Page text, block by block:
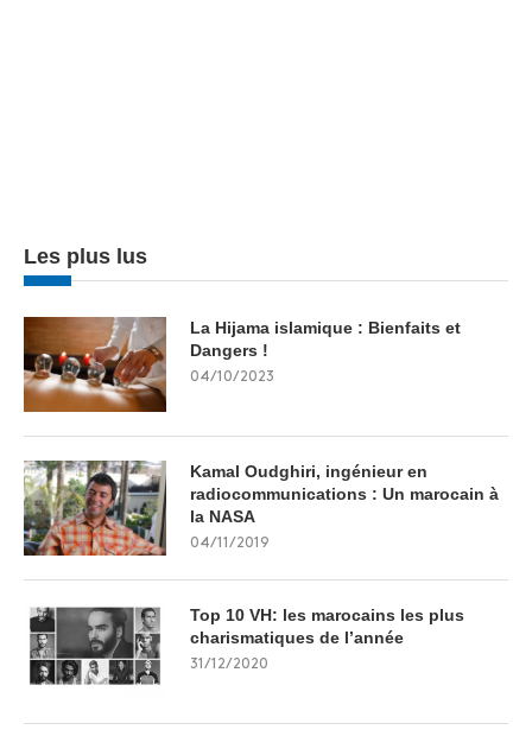
Les plus lus
La Hijama islamique : Bienfaits et
Dangers !
04/10/2023
Kamal Oudghiri, ingénieur en
radiocommunications : Un marocain à
la NASA
04/11/2019
Top 10 VH: les marocains les plus
charismatiques de l’année
31/12/2020